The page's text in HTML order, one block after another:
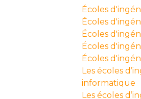
Écoles
Écoles
Écoles
Écoles
Écoles
Les écoles
informatique
Les écoles